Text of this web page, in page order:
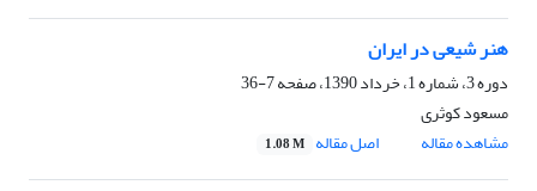
هنر شیعی در ایران
دوره 3، شماره 1، خرداد 1390، صفحه
7-36
مسعود کوثری
مشاهده مقاله
اصل مقاله 1.08 M